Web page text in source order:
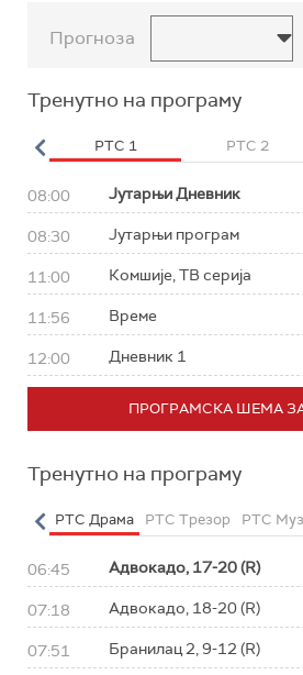
Прогноза
Тренутно на програму
РТС 1 РТС 2
08:00 Јутарњи Дневник
08:30 Јутарњи програм
11:00 Комшије, ТВ серија
11:56 Време
12:00 Дневник 1
ПРОГРАМСКА ШЕМА
Тренутно на програму
РТС Драма РТС Трезор РТС
06:45 Адвокадо, 17-20 (R)
07:18 Адвокадо, 18-20 (R)
07:51 Бранилац 2, 9-12 (R)